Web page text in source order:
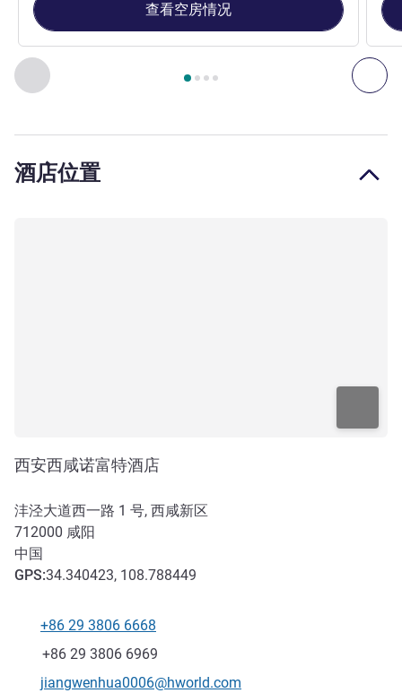
上一个 - 客房 下
第 页，共 , 客房 1 : 高级房，配备 1 张特大床 , 客房 2 :
查看空房情况
酒店位置
西安西咸诺富特酒店
沣泾大道西一路 1 号, 西咸新区
712000 咸阳
中国
GPS:34.340423, 108.788449
电话
+86 29 3806 6668
传真
+86 29 3806 6969
联系电子邮件
jiangwenhua0006@hworld.com